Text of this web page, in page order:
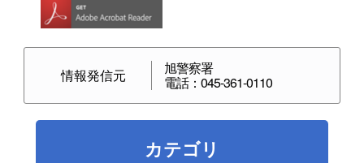
情報発信元 旭警察署
電話：045-361-0110
カテゴリ